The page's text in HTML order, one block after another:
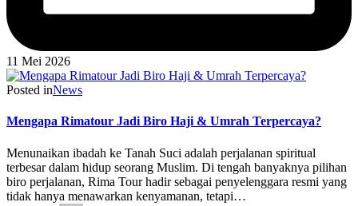
11 Mei 2026
Posted inNews
Mengapa Rimatour Jadi Biro Haji & Umrah Terpercaya?
Menunaikan ibadah ke Tanah Suci adalah perjalanan spiritual
terbesar dalam hidup seorang Muslim. Di tengah banyaknya pilihan
biro perjalanan, Rima Tour hadir sebagai penyelenggara resmi yang
tidak hanya menawarkan kenyamanan, tetapi…